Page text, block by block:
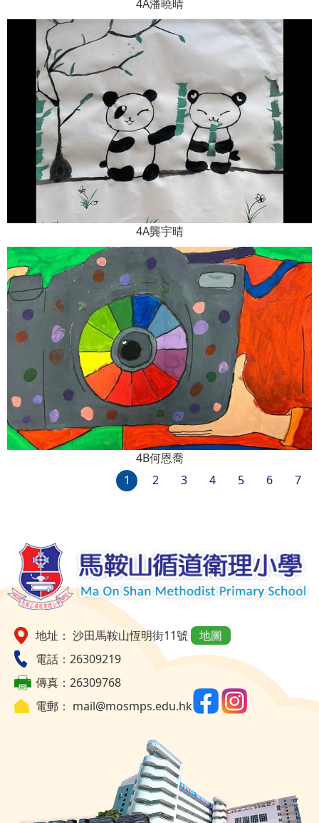
4A潘曉晴
4A龔宇晴
4B何恩喬
1
2 3 4 5 6 7
地址： 沙田馬鞍山恆明街11號
地圖
電話：26309219
傳真：26309768
電郵： mail@mosmps.edu.hk